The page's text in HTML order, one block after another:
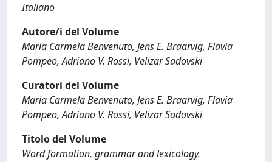
Italiano
Autore/i del Volume
Maria Carmela Benvenuto, Jens E. Braarvig, Flavia
Pompeo, Adriano V. Rossi, Velizar Sadovski
Curatori del Volume
Maria Carmela Benvenuto, Jens E. Braarvig, Flavia
Pompeo, Adriano V. Rossi, Velizar Sadovski
Titolo del Volume
Word formation, grammar and lexicology.